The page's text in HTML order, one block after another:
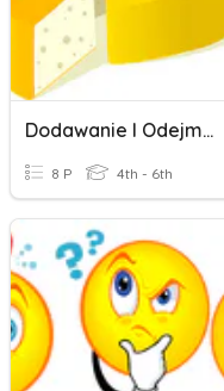
Dodawanie I Odejmowanie Ułamków Zwykłych - Zadania
8 P 4th - 6th